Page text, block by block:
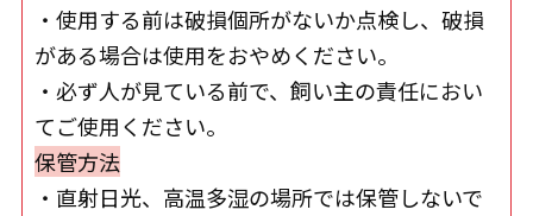
・使用する前は破損個所がないか点検し、破損
がある場合は使用をおやめください。
・必ず人が見ている前で、飼い主の責任におい
てご使用ください。
保管方法
・直射日光、高温多湿の場所では保管しないで